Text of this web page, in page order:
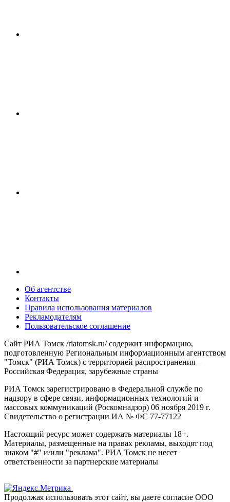
Об агентстве
Контакты
Правила использования материалов
Рекламодателям
Пользовательское соглашение
Сайт РИА Томск /riatomsk.ru/ содержит информацию,
подготовленную Региональным информационным агентством
"Томск" (РИА Томск) с территорией распространения –
Российская Федерация, зарубежные страны
РИА Томск зарегистрировано в Федеральной службе по
надзору в сфере связи, информационных технологий и
массовых коммуникаций (Роскомнадзор) 06 ноября 2019 г.
Свидетельство о регистрации ИА № ФС 77-77122
Настоящий ресурс может содержать материалы 18+.
Материалы, размещенные на правах рекламы, выходят под
знаком "#" и/или "реклама". РИА Томск не несет
ответственности за партнерские материалы
Продолжая использовать этот сайт, вы даете согласие ООО